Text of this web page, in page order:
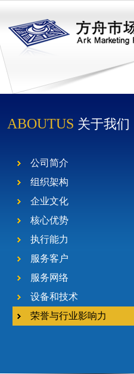
ABOUTUS 关于我们
公司简介
组织架构
企业文化
核心优势
执行能力
服务客户
服务网络
设备和技术
荣誉与行业影响力